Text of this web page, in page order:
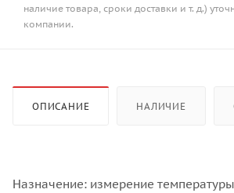
наличие товара, сроки доставки и т. д.)
компании.
ОПИСАНИЕ НАЛИЧИЕ
Назначение: измерение